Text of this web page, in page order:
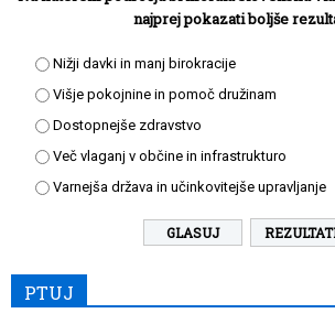
najprej pokazati boljše
Nižji davki in manj birokracije
Višje pokojnine in pomoč družinam
Dostopnejše zdravstvo
Več vlaganj v občine in infrastrukturo
Varnejša država in učinkovitejše upravljanje
PTUJ